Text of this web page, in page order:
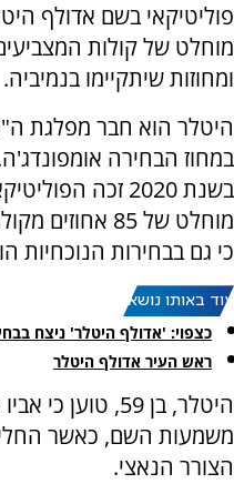
פוליטיקאי בשם אדולף
מוחלט של קולות
ומחוזות שיתקיימו בנמיביה.
היטלר הוא חבר מפלגת
במחוז הבחירה
בשנת 2020 זכה
מוחלט של 85
כי גם בבחירות הנוכחיות
עוד באותו נושא:
כצפוי: 'אדולף היטלר' ניצח
ראש העיר אדולף היטלר
היטלר, בן 59,
משמעות השם, כאשר
הצורר הנאצי.